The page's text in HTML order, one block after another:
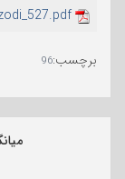
برچسب:
96